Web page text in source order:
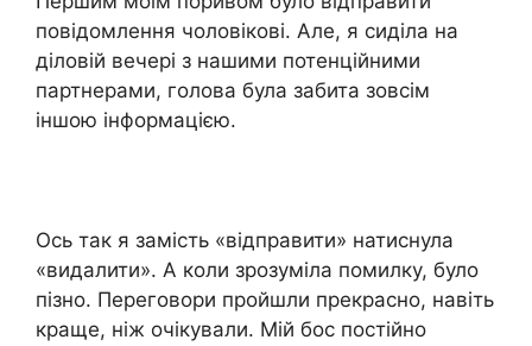
повідомлення чоловікові. Але, я сиділа на
діловій вечері з нашими потенційними
партнерами, голова була забита зовсім
іншою інформацією.
Ось так я замість «відправити» натиснула
«видалити». А коли зрозуміла помилку, було
пізно. Переговори пройшли прекрасно, навіть
краще, ніж очікували. Мій бос постійно